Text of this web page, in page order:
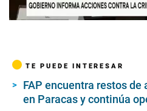
TE PUEDE INTERESAR
FAP encuentra restos
en Paracas y continúa